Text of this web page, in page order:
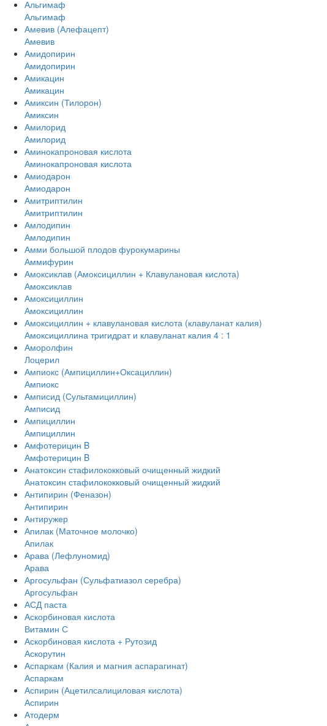
Альгимаф
Альгимаф
Амевив (Алефацепт)
Амевив
Амидопирин
Амидопирин
Амикацин
Амикацин
Амиксин (Тилорон)
Амиксин
Амилорид
Амилорид
Аминокапроновая кислота
Аминокапроновая кислота
Амиодарон
Амиодарон
Амитриптилин
Амитриптилин
Амлодипин
Амлодипин
Амми большой плодов фурокумарины
Аммифурин
Амоксиклав (Амоксициллин + Клавулановая кислота)
Амоксиклав
Амоксициллин
Амоксициллин
Амоксициллин + клавулановая кислота (клавуланат калия)
Амоксициллина тригидрат и клавуланат калия 4 : 1
Аморолфин
Лоцерил
Ампиокс (Ампициллин+Оксациллин)
Ампиокс
Амписид (Сультамициллин)
Амписид
Ампициллин
Ампициллин
Амфотерицин B
Амфотерицин B
Анатоксин стафилококковый очищенный жидкий
Анатоксин стафилококковый очищенный жидкий
Антипирин (Феназон)
Антипирин
Антиружер
Апилак (Маточное молочко)
Апилак
Арава (Лефлуномид)
Арава
Аргосульфан (Сульфатиазол серебра)
Аргосульфан
АСД паста
Аскорбиновая кислота
Витамин С
Аскорбиновая кислота + Рутозид
Аскорутин
Аспаркам (Калия и магния аспарагинат)
Аспаркам
Аспирин (Ацетилсалициловая кислота)
Аспирин
Атодерм